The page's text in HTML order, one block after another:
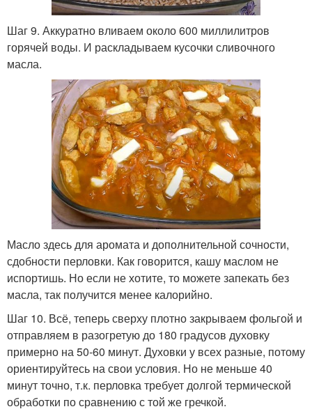
Шаг 9. Аккуратно вливаем около 600 миллилитров
горячей воды. И раскладываем кусочки сливочного
масла.
Масло здесь для аромата и дополнительной сочности,
сдобности перловки. Как говорится, кашу маслом не
испортишь. Но если не хотите, то можете запекать без
масла, так получится менее калорийно.
Шаг 10. Всё, теперь сверху плотно закрываем фольгой и
отправляем в разогретую до 180 градусов духовку
примерно на 50-60 минут. Духовки у всех разные, потому
ориентируйтесь на свои условия. Но не меньше 40
минут точно, т.к. перловка требует долгой термической
обработки по сравнению с той же гречкой.